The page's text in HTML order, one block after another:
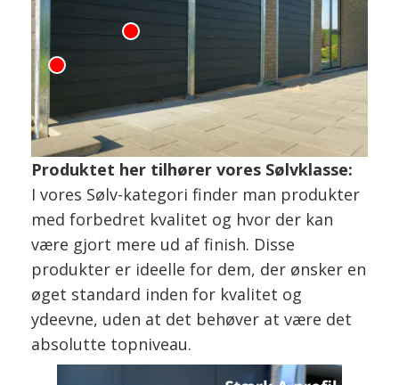
Produktet her tilhører vores Sølvklasse:
I vores Sølv-kategori finder man produkter
med forbedret kvalitet og hvor der kan
være gjort mere ud af finish. Disse
produkter er ideelle for dem, der ønsker en
øget standard inden for kvalitet og
ydeevne, uden at det behøver at være det
absolutte topniveau.